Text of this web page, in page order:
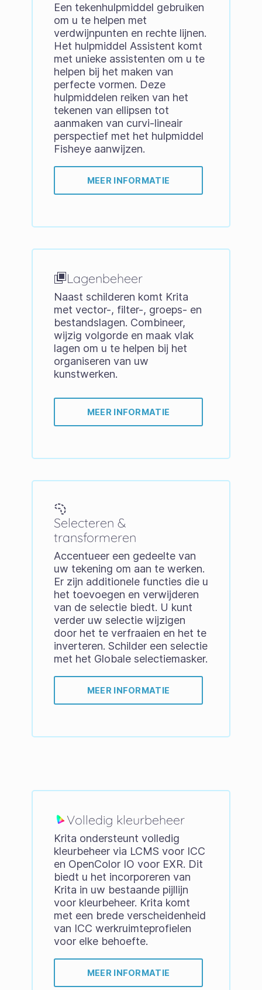
Een tekenhulpmiddel gebruiken
om u te helpen met
verdwijnpunten en rechte lijnen.
Het hulpmiddel Assistent komt
met unieke assistenten om u te
helpen bij het maken van
perfecte vormen. Deze
hulpmiddelen reiken van het
tekenen van ellipsen tot
aanmaken van curvi-lineair
perspectief met het hulpmiddel
Fisheye aanwijzen.
MEER INFORMATIE
Lagenbeheer
Naast schilderen komt Krita
met vector-, filter-, groeps- en
bestandslagen. Combineer,
wijzig volgorde en maak vlak
lagen om u te helpen bij het
organiseren van uw
kunstwerken.
MEER INFORMATIE
Selecteren &
transformeren
Accentueer een gedeelte van
uw tekening om aan te werken.
Er zijn additionele functies die u
het toevoegen en verwijderen
van de selectie biedt. U kunt
verder uw selectie wijzigen
door het te verfraaien en het te
inverteren. Schilder een selectie
met het Globale selectiemasker.
MEER INFORMATIE
Volledig kleurbeheer
Krita ondersteunt volledig
kleurbeheer via LCMS voor ICC
en OpenColor IO voor EXR. Dit
biedt u het incorporeren van
Krita in uw bestaande pijllijn
voor kleurbeheer. Krita komt
met een brede verscheidenheid
van ICC werkruimteprofielen
voor elke behoefte.
MEER INFORMATIE